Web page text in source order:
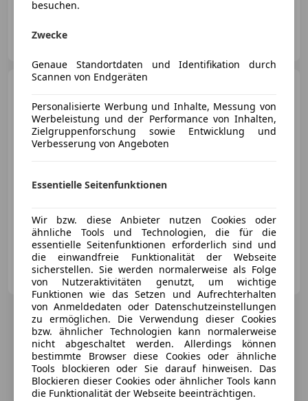
Autohaus Seidl GmbH
Geartronic
€ 33 990
12/2020 82 865 km Diesel 140 kW (190 PS)
Peter Göndle GmbH
AT-3100 St. Pölten
besuchen.
Zwecke
Genaue Standortdaten und Identifikation durch
Scannen von Endgeräten
Personalisierte Werbung und Inhalte, Messung von
Werbeleistung und der Performance von Inhalten,
Zielgruppenforschung sowie Entwicklung und
Verbesserung von Angeboten
Essentielle Seitenfunktionen
Wir bzw. diese Anbieter nutzen Cookies oder
ähnliche Tools und Technologien, die für die
essentielle Seitenfunktionen erforderlich sind und
die einwandfreie Funktionalität der Webseite
sicherstellen. Sie werden normalerweise als Folge
von Nutzeraktivitäten genutzt, um wichtige
Funktionen wie das Setzen und Aufrechterhalten
von Anmeldedaten oder Datenschutzeinstellungen
zu ermöglichen. Die Verwendung dieser Cookies
bzw. ähnlicher Technologien kann normalerweise
nicht abgeschaltet werden. Allerdings können
bestimmte Browser diese Cookies oder ähnliche
Tools blockieren oder Sie darauf hinweisen. Das
Blockieren dieser Cookies oder ähnlicher Tools kann
die Funktionalität der Webseite beeinträchtigen.